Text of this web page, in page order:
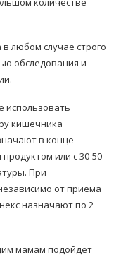
любом случае строго
обследования и
использовать
кишечника
в конце
или с 30-50
При
от приема
назначают по 2
мамам подойдет